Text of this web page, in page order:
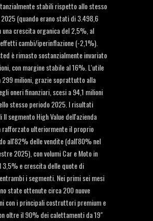
stabili rispetto allo stesso
(quando erano stati di 3.498,6
una crescita organica del 2,5%, al
cambi/iperinflazione (-2,1%).
è rimasto sostanzialmente invariato
con margine stabile al 16%. L'utile
299 milioni, grazie soprattutto alla
oneri finanziari, scesi a 94,1 milioni
stesso periodo 2025. I risultati
Il segmento High Value dell'azienda
rafforzato ulteriormente il proprio
all'82% delle vendite (dall'80% nel
2025), con volumi Car e Moto in
3,5% e crescita delle quote di
i segmenti. Nei primi sei mesi
state ottenute circa 200 nuove
con i principali costruttori premium e
oltre il 90% dei calettamenti da 19"